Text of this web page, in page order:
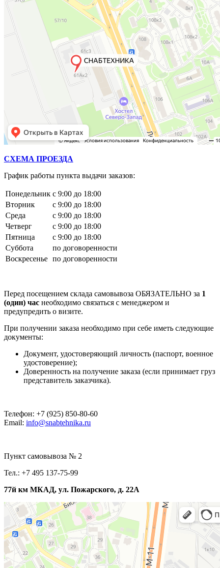
СХЕМА ПРОЕЗДА
График работы пункта выдачи заказов:
Понедельник с 9:00 до 18:00
Вторник
с 9:00 до 18:00
Среда
с 9:00 до 18:00
Четверг
с 9:00 до 18:00
Пятница
с 9:00 до 18:00
Суббота
по договоренности
Воскресенье по договоренности
Перед посещением склада самовывоза ОБЯЗАТЕЛЬНО за 1
(один) час необходимо связаться с менеджером и
предупредить о визите.
При получении заказа необходимо при себе иметь следующие
документы:
Документ, удостоверяющий личность (паспорт, военное
удостоверение);
Доверенность на получение заказа (если принимает груз
представитель заказчика).
Телефон: +7 (925) 850-80-60
Email: info@snabtehnika.ru
Пункт самовывоза № 2
Тел.: +7 495 137-75-99
77й км МКАД, ул. Пожарского, д. 22А